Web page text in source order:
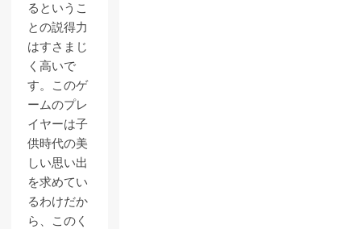
るというこ
との説得力
はすさまじ
く高いで
す。このゲ
ームのプレ
イヤーは子
供時代の美
しい思い出
を求めてい
るわけだか
ら、このく